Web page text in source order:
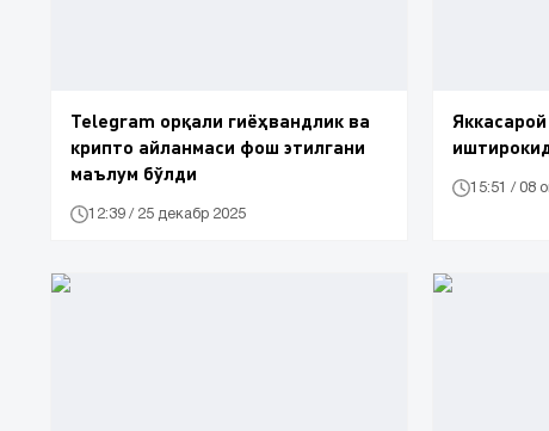
Telegram орқали гиёҳвандлик ва
крипто айланмаси фош этилгани
маълум бўлди
12:39 / 25 декабр 2025
15:51 / 08